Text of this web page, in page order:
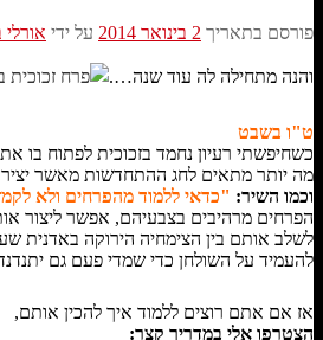
פורסם בתאריך 2 בינואר 2014 על ידי
והנה מתחילה לה עוד שנה….
ט"ו בשבט
כשחיפשתי רעיון נחמד בזכוכית לפתוח בו
מה יותר מתאים לחג ההתחדשות מאשר
וכמו השיר: "כדאי ללמוד מהפרחים ולא
הפרחים מרהיבים בצבעיהם, אפשר ליצור
לשלב אותם בין הצימחיה הירוקה באדנית
להעמיד על השולחן כדי שמדי פעם גם
אז אם אתם רוצים ללמוד איך להכין אותם,
הצטרפו אלי במדריך קצר: